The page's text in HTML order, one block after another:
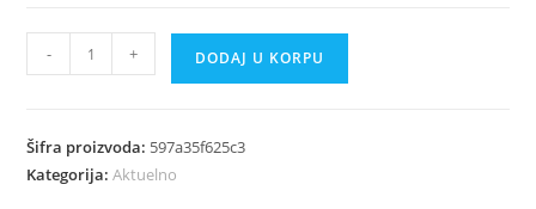
kose
profesionalni
uvijac
- + DODAJ U KORPU
Šifra proizvoda: 597a35f625c3
Kategorija:Aktuelno